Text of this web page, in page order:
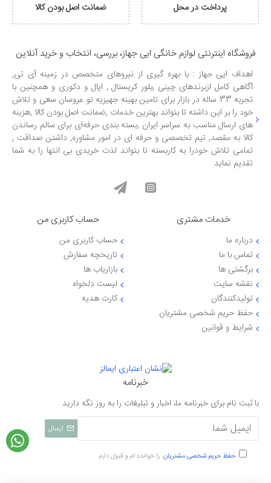
پرداخت در محل ضمانت اصل بودن کالا
فروشگاه اینترنتی لوازم خانگی ایی جهاز، بررسی، انتخاب و خرید آنلاین
اهداف ایی جهاز : با بهره گیری از نیروهای متخصص در زمینه آی تی,
آگاهی کامل ازبرندهای چینی ,بلور کریستال , اپال و دکوری و همچنین با
تجربه 33 ساله در بازار برای تامین بهینه جهیزیه نو عروسان سعی و تلاش
خود را بر این داشته تا بتواند بهترین خدمات ,ضمانت اصل بودن کالا ,هزینه
های ارسال مناسب به سراسر ایران ,بسته بندی حرفه‌ای برای سالم رساندن
کالا به مقصد, تیم تخصصی و حرفه ای در امور مشاوره, داشتن صداقت ,
تمامی تلاش خودرا به کاربسته تا بتواند لذت خریدی بی انتها را به شما
تقدیم نماید
خدمات مشتری
درباره ما
تماس با ما
برگشتی ها
نقشه سایت
تولیدکنندگان
حفظ حریم شخصی مشتریان
شرایط و قوانین
حساب کاربری من
حساب کاربری من
تاریخچه سفارش
بازاریاب ها
لیست دلخواه
کارت هدیه
خبرنامه
با ثبت نام برای خبرنامه ما، اخبار و تبلیغات را به روز نگه دارید
ارسال
حفظ حریم شخصی مشتریان را خوانده ام و قبول دارم